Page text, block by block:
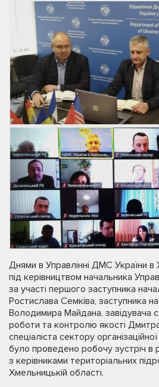
Днями в Управлінні ДМС України в
під керівництвом начальника
за участі першого заступника
Ростислава Семківа, заступника
Володимира Майдана, завідувача
роботи та контролю якості
спеціаліста сектору
було проведено робочу зустріч в
з керівниками територіальних
Хмельницькій області.